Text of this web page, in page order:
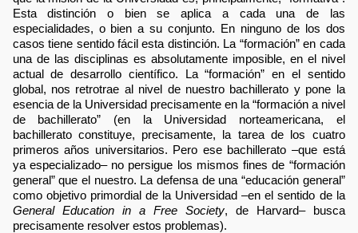
Esta distinción o bien se aplica a cada una de las
especialidades, o bien a su conjunto. En ninguno de los dos
casos tiene sentido fácil esta distinción. La “formación” en cada
una de las disciplinas es absolutamente imposible, en el nivel
actual de desarrollo científico. La “formación” en el sentido
global, nos retrotrae al nivel de nuestro bachillerato y pone la
esencia de la Universidad precisamente en la “formación a nivel
de bachillerato” (en la Universidad norteamericana, el
bachillerato constituye, precisamente, la tarea de los cuatro
primeros años universitarios. Pero ese bachillerato –que está
ya especializado– no persigue los mismos fines de “formación
general” que el nuestro. La defensa de una “educación general”
como objetivo primordial de la Universidad –en el sentido de la
General Education in a Free Society, de Harvard– busca
precisamente resolver estos problemas).